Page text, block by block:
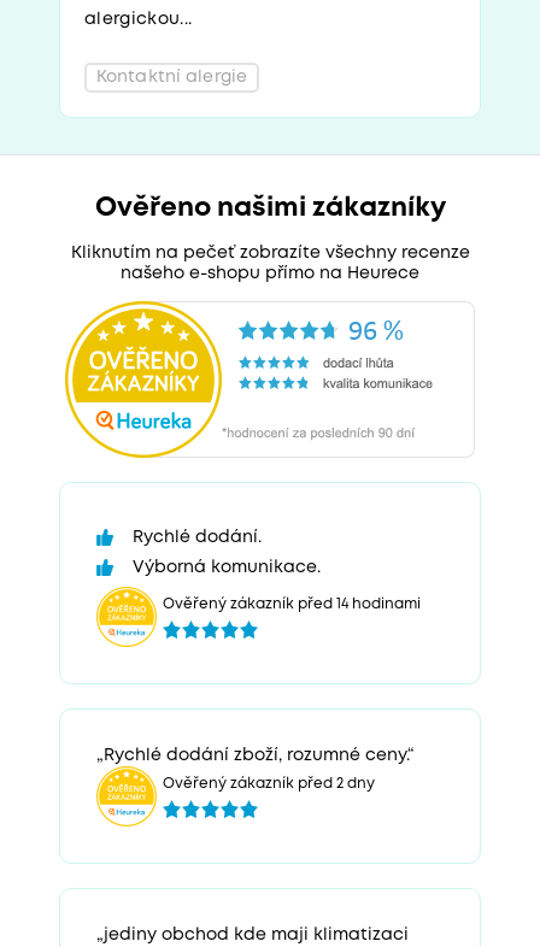
alergickou...
Kontaktní alergie
Ověřeno našimi zákazníky
Kliknutím na pečeť zobrazíte všechny recenze
našeho e-shopu přímo na Heurece
Rychlé dodání.
Výborná komunikace.
Ověřený zákazník před 14 hodinami
„Rychlé dodání zboží, rozumné ceny.“
Ověřený zákazník před 2 dny
„jediny obchod kde maji klimatizaci